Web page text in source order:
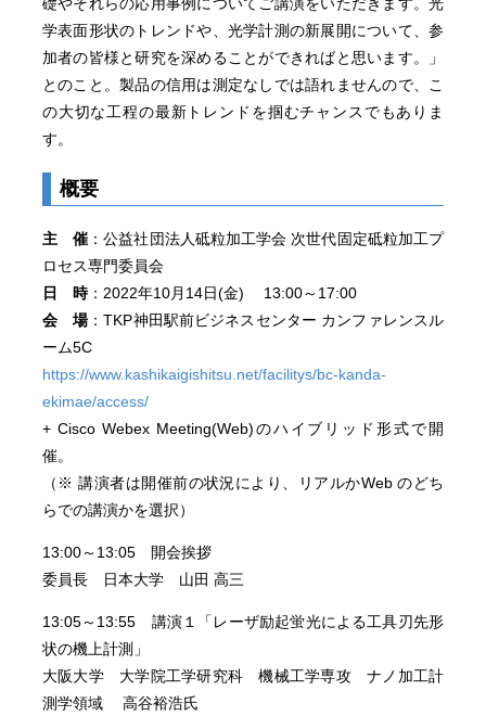
学表面形状のトレンドや、光学計測の新展開について、参
加者の皆様と研究を深めることができればと思います。」
とのこと。製品の信用は測定なしでは語れませんので、こ
の大切な工程の最新トレンドを掴むチャンスでもありま
す。
概要
主 催 ：公益社団法人砥粒加工学会 次世代固定砥粒加工プ
ロセス専門委員会
日 時：2022年10月14日(金) 13:00～17:00
会 場：TKP神田駅前ビジネスセンター カンファレンスル
ーム5C
https://www.kashikaigishitsu.net/facilitys/bc-kanda-
ekimae/access/
+ Cisco Webex Meeting(Web)のハイブリッド形式で開
催。
（※ 講演者は開催前の状況により、リアルかWeb のどち
らでの講演かを選択）
13:00～13:05 開会挨拶
委員長 日本大学 山田 高三
13:05～13:55 講演１「レーザ励起蛍光による工具刃先形
状の機上計測」
大阪大学 大学院工学研究科 機械工学専攻 ナノ加工計
測学領域 高谷裕浩氏